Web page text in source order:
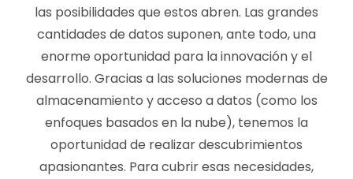
las posibilidades que estos abren. Las grandes
cantidades de datos suponen, ante todo, una
enorme oportunidad para la innovación y el
desarrollo. Gracias a las soluciones modernas de
almacenamiento y acceso a datos (como los
enfoques basados en la nube), tenemos la
oportunidad de realizar descubrimientos
apasionantes. Para cubrir esas necesidades,